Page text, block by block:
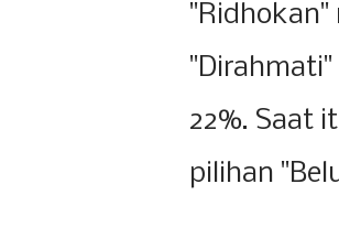
"Ridhokan"
"Dirahmati"
22%. Saat
pilihan